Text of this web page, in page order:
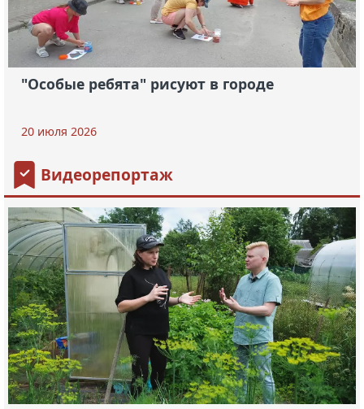
"Особые ребята" рисуют в городе
20 июля 2026
Видеорепортаж